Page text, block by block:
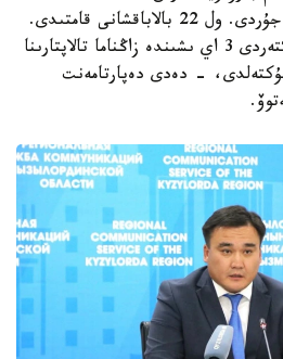
اتتەستاتتاۋ جاڭا فورماتتا ءجۇردى. ول 22 بالاباقشانى قامتىدى.
13 ىنە انىقتالعان كەمشىلىكتەردى 3 اي ىشىندە زاڭناما تالاپتارىنا
- دەدى دەپارتامەنت